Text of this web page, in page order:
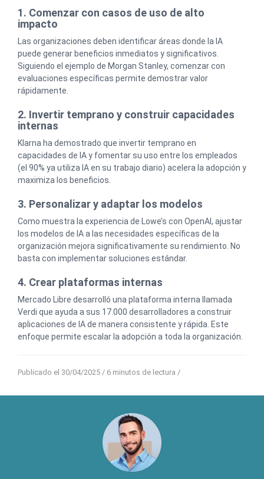
1. Comenzar con casos de uso de alto
impacto
Las organizaciones deben identificar áreas donde la IA
puede generar beneficios inmediatos y significativos.
Siguiendo el ejemplo de Morgan Stanley, comenzar con
evaluaciones específicas permite demostrar valor
rápidamente.
2. Invertir temprano y construir capacidades
internas
Klarna ha demostrado que invertir temprano en
capacidades de IA y fomentar su uso entre los empleados
(el 90% ya utiliza IA en su trabajo diario) acelera la adopción y
maximiza los beneficios.
3. Personalizar y adaptar los modelos
Como muestra la experiencia de Lowe’s con OpenAI, ajustar
los modelos de IA a las necesidades específicas de la
organización mejora significativamente su rendimiento. No
basta con implementar soluciones estándar.
4. Crear plataformas internas
Mercado Libre desarrolló una plataforma interna llamada
Verdi que ayuda a sus 17.000 desarrolladores a construir
aplicaciones de IA de manera consistente y rápida. Este
enfoque permite escalar la adopción a toda la organización.
Publicado el 30/04/2025 / 6 minutos de lectura /